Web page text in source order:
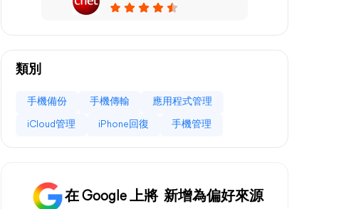
類別
手機備份 手機傳輸 應用程式管理
iCloud管理 iPhone回復 手機管理
在 Google 上將 新增為偏好來源